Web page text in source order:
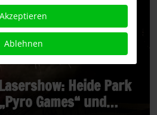
Heide Park
Games“ und
Akzeptieren
Ablehnen